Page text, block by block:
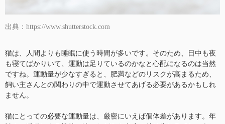
出典：https://www.shutterstock.com
猫は、人間よりも睡眠に使う時間が多いです。そのため、日中も夜
も寝てばかりいて、運動は足りているのかなと心配になるのは当然
ですね。運動量が少なすぎると、肥満などのリスクが高まるため、
飼い主さんとの関わりの中で運動させてあげる必要があるかもしれ
ません。
猫にとっての必要な運動量は、厳密にいえば個体差があります。年